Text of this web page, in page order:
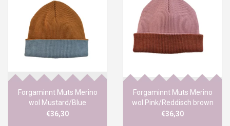
Forgaminnt Muts Merino
wol Mustard/Blue
€36,30
Forgaminnt Muts Merino
wol Pink/Reddisch brown
€36,30